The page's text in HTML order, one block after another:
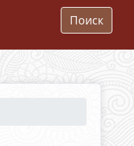
Поиск